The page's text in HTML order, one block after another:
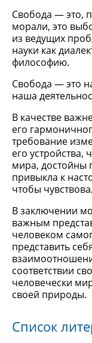
Свобода — это,
морали, это
из ведущих
науки как
философию.
Свобода — это
наша
В качестве
его
требование
его устройства,
мира, достойны
привыкла к
чтобы
В заключении
важным
человеком
представить
соответствии
человечески
своей природы.
Список